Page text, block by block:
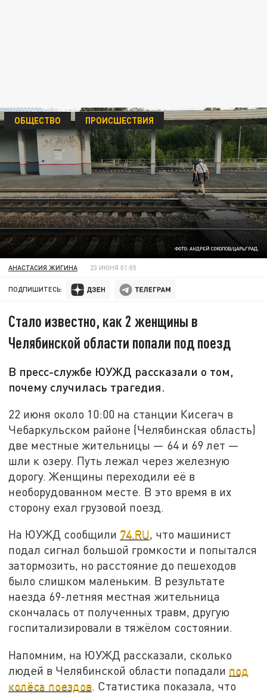
ФОТО: АНДРЕЙ СОКОЛОВ/ЦАРЬГРАД.
ОБЩЕСТВО ПРОИСШЕСТВИЯ
АНАСТАСИЯ ЖИГИНА 23 ИЮНЯ 01:05
ПОДПИШИТЕСЬ:
Стало известно, как 2 женщины в
Челябинской области попали под поезд
В пресс-службе ЮУЖД рассказали о том,
почему случилась трагедия.
22 июня около 10:00 на станции Кисегач в
Чебаркульском районе (Челябинская область)
две местные жительницы — 64 и 69 лет —
шли к озеру. Путь лежал через железную
дорогу. Женщины переходили её в
необорудованном месте. В это время в их
сторону ехал грузовой поезд.
На ЮУЖД сообщили 74.RU, что машинист
подал сигнал большой громкости и попытался
затормозить, но расстояние до пешеходов
было слишком маленьким. В результате
наезда 69-летняя местная жительница
скончалась от полученных травм, другую
госпитализировали в тяжёлом состоянии.
Напомним, на ЮУЖД рассказали, сколько
людей в Челябинской области попадали под
колёса поездов. Статистика показала, что